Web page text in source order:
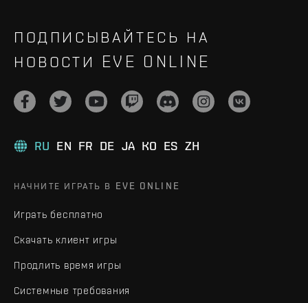
ПОДПИСЫВАЙТЕСЬ НА
НОВОСТИ EVE ONLINE
RU EN FR DE JA KO ES ZH
НАЧНИТЕ ИГРАТЬ В EVE ONLINE
Играть бесплатно
Скачать клиент игры
Продлить время игры
Системные требования